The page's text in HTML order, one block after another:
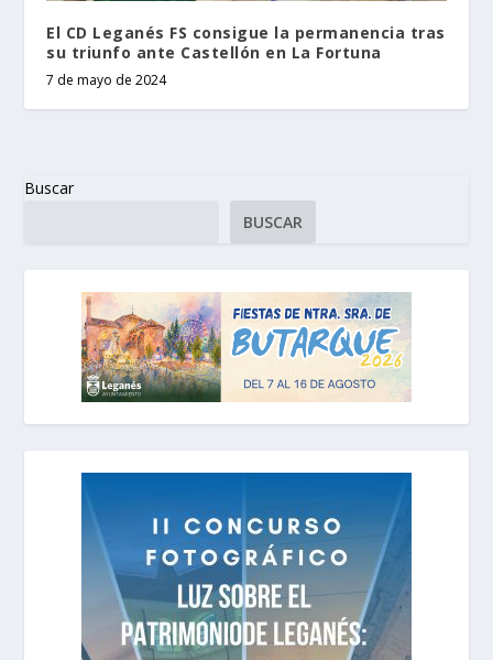
El CD Leganés FS consigue la permanencia tras
su triunfo ante Castellón en La Fortuna
7 de mayo de 2024
Buscar
BUSCAR